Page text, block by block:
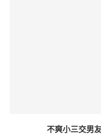
不爽小三交男